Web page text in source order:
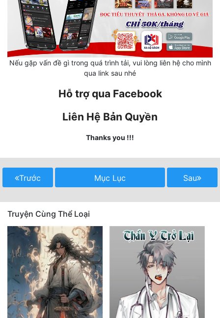
Nữ Phụ
Phong Thủy - Tâm Linh
Phương Tây
Tiên Hiệp
Tiểu Thuyết
Trinh Thám
Triều Đấu
Trùng Sinh
Trọng Sinh
Nếu gặp vấn đề gì trong quá trình tải, vui lòng liên hệ cho mình
qua link sau nhé
Hỗ trợ qua Facebook
Liên Hệ Bản Quyền
Thanks you !!!
Trước Mục Lục Sau
Truyện Cùng Thể Loại